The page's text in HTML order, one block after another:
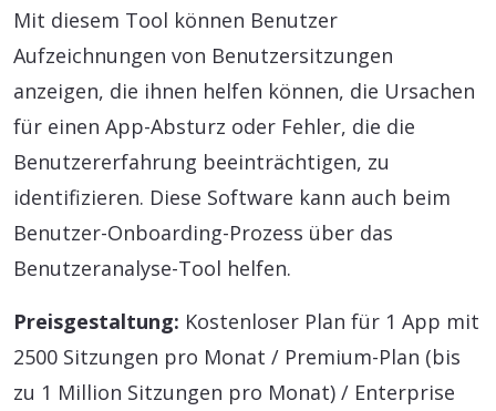
Mit diesem Tool können Benutzer
Aufzeichnungen von Benutzersitzungen
anzeigen, die ihnen helfen können, die Ursachen
für einen App-Absturz oder Fehler, die die
Benutzererfahrung beeinträchtigen, zu
identifizieren. Diese Software kann auch beim
Benutzer-Onboarding-Prozess über das
Benutzeranalyse-Tool helfen.
Preisgestaltung: Kostenloser Plan für 1 App mit
2500 Sitzungen pro Monat / Premium-Plan (bis
zu 1 Million Sitzungen pro Monat) / Enterprise